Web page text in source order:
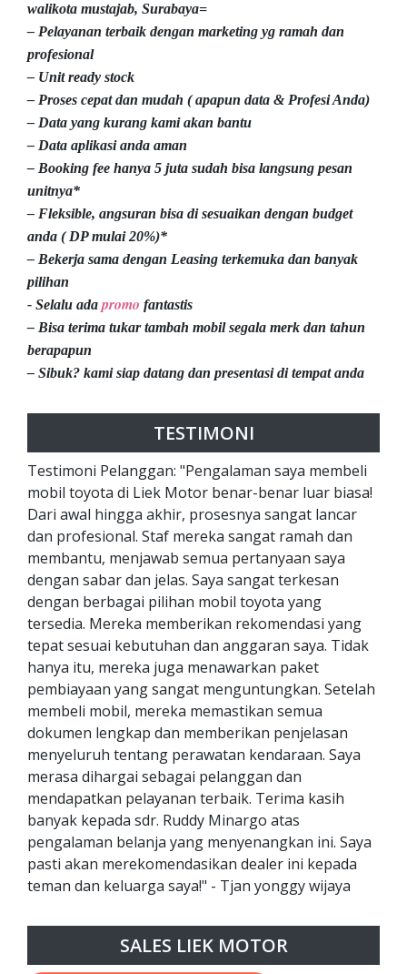
walikota mustajab, Surabaya=
– Pelayanan terbaik dengan marketing yg ramah dan
profesional
– Unit ready stock
– Proses cepat dan mudah ( apapun data & Profesi Anda)
– Data yang kurang kami akan bantu
– Data aplikasi anda aman
– Booking fee hanya 5 juta sudah bisa langsung pesan
unitnya*
– Fleksible, angsuran bisa di sesuaikan dengan budget
anda ( DP mulai 20%)*
– Bekerja sama dengan Leasing terkemuka dan banyak
pilihan
- Selalu ada promo fantastis
– Bisa terima tukar tambah mobil segala merk dan tahun
berapapun
– Sibuk? kami siap datang dan presentasi di tempat anda
TESTIMONI
Testimoni Pelanggan: "Pengalaman saya membeli
mobil toyota di Liek Motor benar-benar luar biasa!
Dari awal hingga akhir, prosesnya sangat lancar
dan profesional. Staf mereka sangat ramah dan
membantu, menjawab semua pertanyaan saya
dengan sabar dan jelas. Saya sangat terkesan
dengan berbagai pilihan mobil toyota yang
tersedia. Mereka memberikan rekomendasi yang
tepat sesuai kebutuhan dan anggaran saya. Tidak
hanya itu, mereka juga menawarkan paket
pembiayaan yang sangat menguntungkan. Setelah
membeli mobil, mereka memastikan semua
dokumen lengkap dan memberikan penjelasan
menyeluruh tentang perawatan kendaraan. Saya
merasa dihargai sebagai pelanggan dan
mendapatkan pelayanan terbaik. Terima kasih
banyak kepada sdr. Ruddy Minargo atas
pengalaman belanja yang menyenangkan ini. Saya
pasti akan merekomendasikan dealer ini kepada
teman dan keluarga saya!" - Tjan yonggy wijaya
SALES LIEK MOTOR